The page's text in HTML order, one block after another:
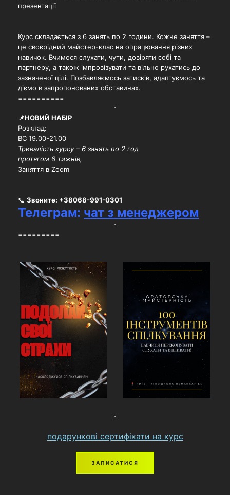
презентації
Курс складається з 6 занять по 2 години. Кожне заняття –
це своєрідний майстер-клас на опрацювання різних
навичок. Вчимося слухати, чути, довіряти собі та
партнеру, а також імпровізувати та вільно рухатись до
зазначеної цілі. Позбавляємось затисків, адаптуємось та
діємо в запропонованих обставинах.
==========
📌НОВИЙ НАБІР
Розклад:
ВС 19.00-21.00
Тривалість курсу – 6 занять по 2 год
протягом 6 тижнів,
Заняття в Zoom
📞 Звоните: +38068-991-0301
Телеграм: чат з менеджером
=========
подарункові сертифікати на курс
ЗАПИСАТИСЯ